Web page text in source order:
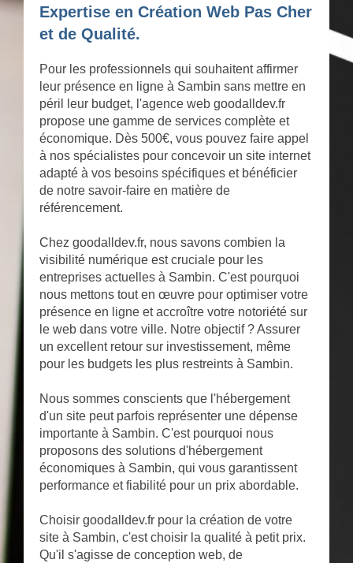
Expertise en Création Web Pas Cher
et de Qualité.
Pour les professionnels qui souhaitent affirmer
leur présence en ligne à Sambin sans mettre en
péril leur budget, l'agence web goodalldev.fr
propose une gamme de services complète et
économique. Dès 500€, vous pouvez faire appel
à nos spécialistes pour concevoir un site internet
adapté à vos besoins spécifiques et bénéficier
de notre savoir-faire en matière de
référencement.
Chez goodalldev.fr, nous savons combien la
visibilité numérique est cruciale pour les
entreprises actuelles à Sambin. C'est pourquoi
nous mettons tout en œuvre pour optimiser votre
présence en ligne et accroître votre notoriété sur
le web dans votre ville. Notre objectif ? Assurer
un excellent retour sur investissement, même
pour les budgets les plus restreints à Sambin.
Nous sommes conscients que l'hébergement
d'un site peut parfois représenter une dépense
importante à Sambin. C'est pourquoi nous
proposons des solutions d'hébergement
économiques à Sambin, qui vous garantissent
performance et fiabilité pour un prix abordable.
Choisir goodalldev.fr pour la création de votre
site à Sambin, c'est choisir la qualité à petit prix.
Qu'il s'agisse de conception web, de